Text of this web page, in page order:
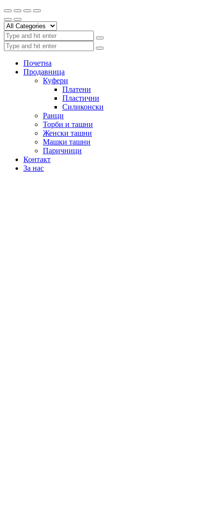
Почетна
Продавница
Куфери
Платени
Пластични
Силиконски
Ранци
Торби и ташни
Женски ташни
Машки ташни
Паричници
Контакт
За нас